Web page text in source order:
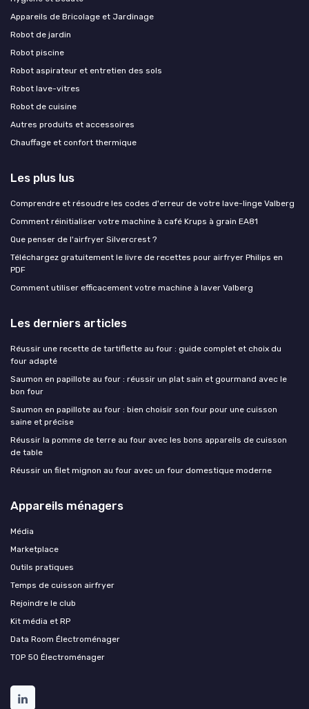
Appareils de Bricolage et Jardinage
Robot de jardin
Robot piscine
Robot aspirateur et entretien des sols
Robot lave-vitres
Robot de cuisine
Autres produits et accessoires
Chauffage et confort thermique
Les plus lus
Comprendre et résoudre les codes d'erreur de votre lave-linge Valberg
Comment réinitialiser votre machine à café Krups à grain EA81
Que penser de l'airfryer Silvercrest ?
Téléchargez gratuitement le livre de recettes pour airfryer Philips en
PDF
Comment utiliser efficacement votre machine à laver Valberg
Les derniers articles
Réussir une recette de tartiflette au four : guide complet et choix du
four adapté
Saumon en papillote au four : réussir un plat sain et gourmand avec le
bon four
Saumon en papillote au four : bien choisir son four pour une cuisson
saine et précise
Réussir la pomme de terre au four avec les bons appareils de cuisson
de table
Réussir un filet mignon au four avec un four domestique moderne
Appareils ménagers
Média
Marketplace
Outils pratiques
Temps de cuisson airfryer
Rejoindre le club
Kit média et RP
Data Room Électroménager
TOP 50 Électroménager